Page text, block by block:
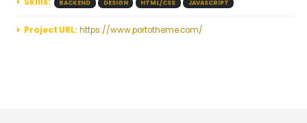
BACKEND DESIGN HTML/CSS JAVASCRIPT
Project URL: https://www.portotheme.com/